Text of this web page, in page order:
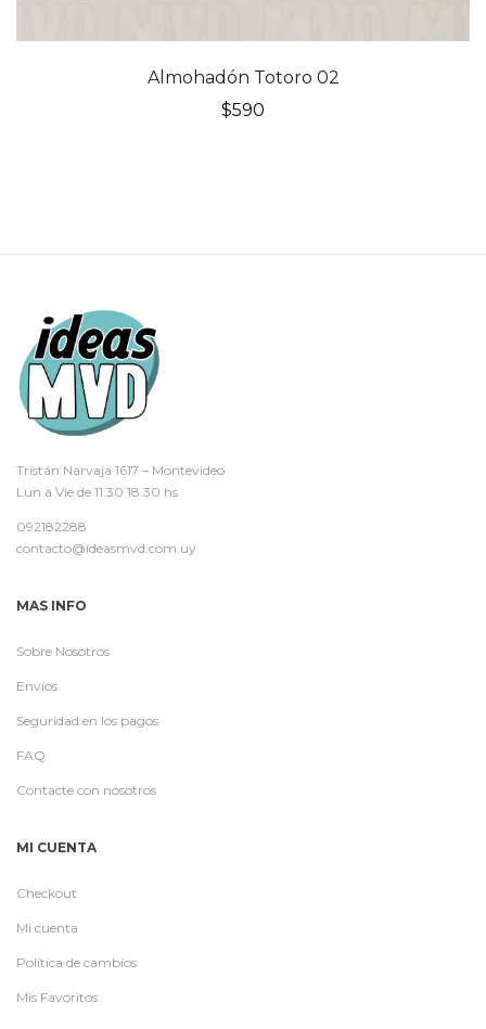
Almohadón Totoro 02
$590
Tristán Narvaja 1617 – Montevideo
Lun a Vie de 11.30 18.30 hs
092182288
contacto@ideasmvd.com.uy
MAS INFO
Sobre Nosotros
Envíos
Seguridad en los pagos
FAQ
Contacte con nosotros
MI CUENTA
Checkout
Mi cuenta
Política de cambios
Mis Favoritos